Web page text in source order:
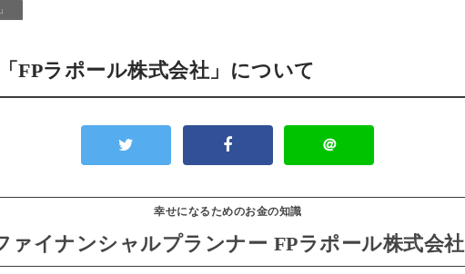
FPラポール株式会社」について
＠
幸せになるためのお金の知識
ァイナンシャルプランナー FPラポール株式会社